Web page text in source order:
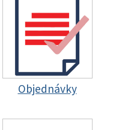
Objednávky